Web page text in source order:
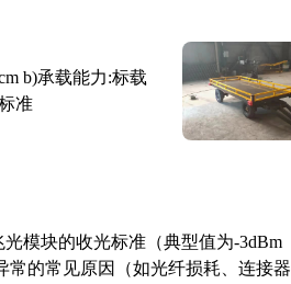
b)承载能力:标载
准
模块的收光标准（典型值为-3dBm
常的常见原因（如光纤损耗、连接器